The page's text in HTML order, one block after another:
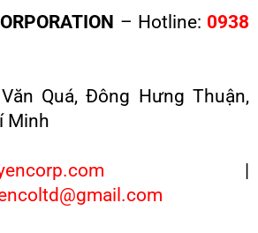
– Hotline: 0938
Quá, Đông Hưng Thuận,
Minh
|